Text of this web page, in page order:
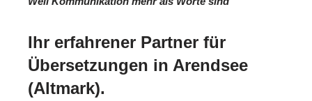
Ihr erfahrener Partner für
Übersetzungen in Arendsee
(Altmark).